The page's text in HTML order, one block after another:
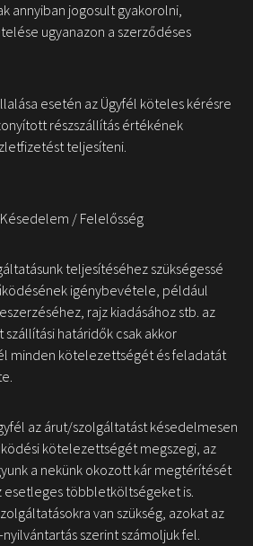
annyiban jogosult gyakorolni,
ugyanazon a szerződéses
esetén az Ügyfél köteles kérésre
részszállítás értékének
teljesíteni.
/ Felelősség
teljesítéséhez szükségessé
igénybevétele, például
rajz kiadásához stb. az
határidők csak akkor
minden kötelezettségét és feladatát
az árut/szolgáltatást késedelmesen
kötelezettségét megszegi, az
a nekünk okozott kár megtérítését
többletköltségeket is.
van szükség, azokat az
szerint számoljuk fel.